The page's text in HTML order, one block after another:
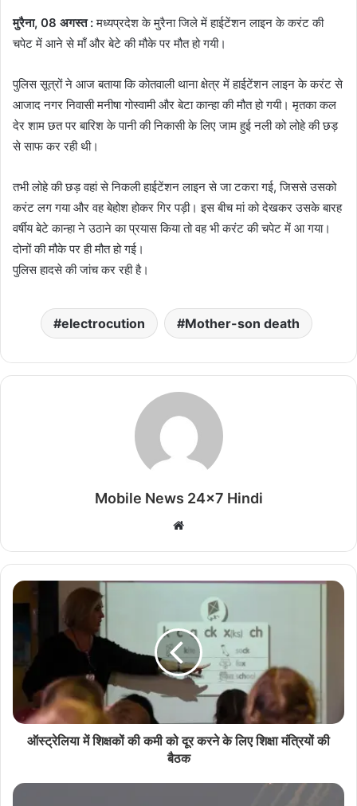
मुरैना, 08 अगस्त :मध्यप्रदेश के मुरैना जिले में हाईटेंशन लाइन के करंट की
चपेट में आने से माँ और बेटे की मौके पर मौत हो गयी।
पुलिस सूत्रों ने आज बताया कि कोतवाली थाना क्षेत्र में हाईटेंशन लाइन के करंट से
आजाद नगर निवासी मनीषा गोस्वामी और बेटा कान्हा की मौत हो गयी। मृतका कल
देर शाम छत पर बारिश के पानी की निकासी के लिए जाम हुई नली को लोहे की छड़
से साफ कर रही थी।
तभी लोहे की छड़ वहां से निकली हाईटेंशन लाइन से जा टकरा गई, जिससे उसको
करंट लग गया और वह बेहोश होकर गिर पड़ी। इस बीच मां को देखकर उसके बारह
वर्षीय बेटे कान्हा ने उठाने का प्रयास किया तो वह भी करंट की चपेट में आ गया।
दोनों की मौके पर ही मौत हो गई।
पुलिस हादसे की जांच कर रही है।
electrocution Mother-son death
Mobile News 24x7 Hindi
Website
ऑस्ट्रेलिया में शिक्षकों की कमी को दूर करने के लिए शिक्षा मंत्रियों की
बैठक